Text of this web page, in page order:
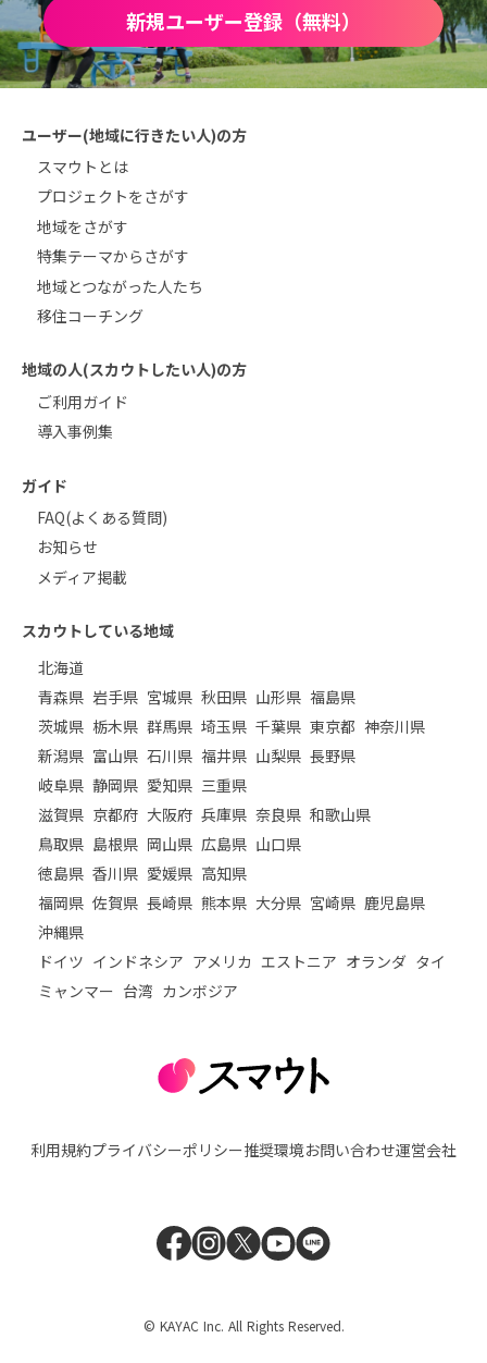
新規ユーザー登録（無料）
ユーザー(地域に行きたい人)の方
スマウトとは
プロジェクトをさがす
地域をさがす
特集テーマからさがす
地域とつながった人たち
移住コーチング
地域の人(スカウトしたい人)の方
ご利用ガイド
導入事例集
ガイド
FAQ(よくある質問)
お知らせ
メディア掲載
スカウトしている地域
北海道
青森県 岩手県 宮城県 秋田県 山形県 福島県
茨城県 栃木県 群馬県 埼玉県 千葉県 東京都 神奈川県
新潟県 富山県 石川県 福井県 山梨県 長野県
岐阜県 静岡県 愛知県 三重県
滋賀県 京都府 大阪府 兵庫県 奈良県 和歌山県
鳥取県 島根県 岡山県 広島県 山口県
徳島県 香川県 愛媛県 高知県
福岡県 佐賀県 長崎県 熊本県 大分県 宮崎県 鹿児島県
沖縄県
ドイツ インドネシア アメリカ エストニア オランダ タイ
ミャンマー 台湾 カンボジア
利用規約プライバシーポリシー推奨環境お問い合わせ運営会社
© KAYAC Inc. All Rights Reserved.